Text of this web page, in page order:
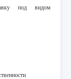
под видом